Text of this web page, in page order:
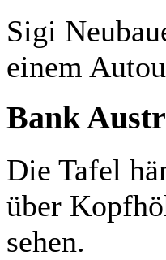
Sigi
einem
Bank
Die Tafel
über
sehen.